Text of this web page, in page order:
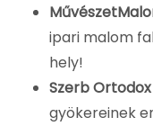
ipari malom
hely!
Szerb
gyökereinek